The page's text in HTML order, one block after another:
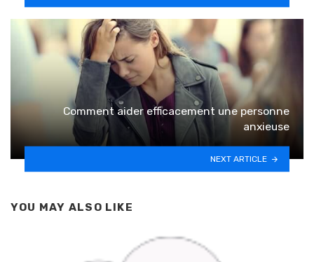
Comment aider efficacement une personne
anxieuse
NEXT ARTICLE
YOU MAY ALSO LIKE